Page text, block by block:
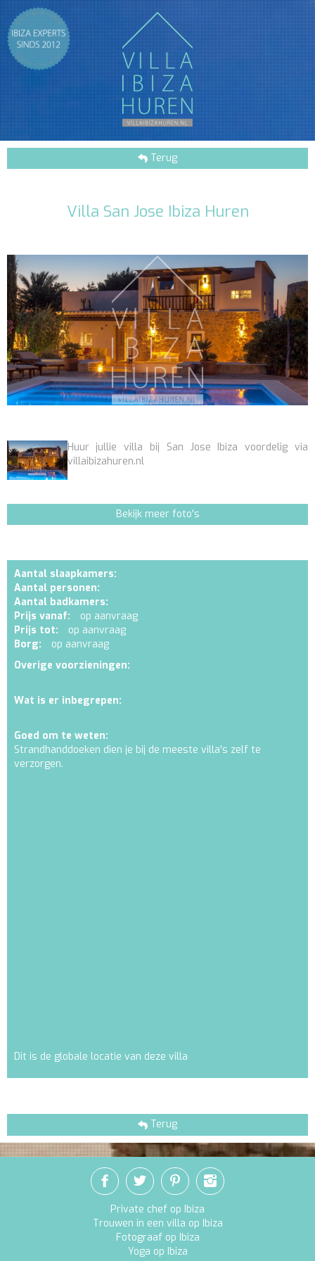
Terug
Villa San Jose Ibiza Huren
Huur jullie villa bij San Jose Ibiza voordelig via
villaibizahuren.nl
Bekijk meer foto's
Aantal slaapkamers:
Aantal personen:
Aantal badkamers:
Prijs vanaf:
op aanvraag
Prijs tot:
op aanvraag
Borg:
op aanvraag
Overige voorzieningen:
Wat is er inbegrepen:
Goed om te weten:
Strandhanddoeken dien je bij de meeste villa's zelf te
verzorgen.
Dit is de globale locatie van deze villa
Terug
Private chef op Ibiza
Trouwen in een villa op Ibiza
Fotograaf op Ibiza
Yoga op Ibiza